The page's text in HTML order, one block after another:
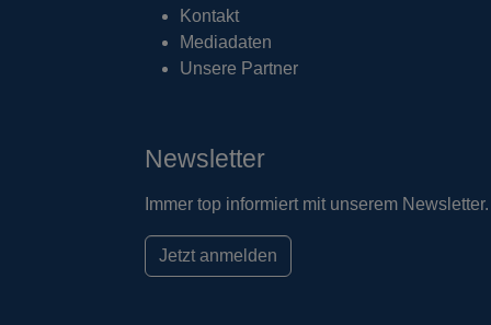
Kontakt
Mediadaten
Unsere Partner
Newsletter
Immer top informiert mit unserem Newsletter.
Jetzt anmelden